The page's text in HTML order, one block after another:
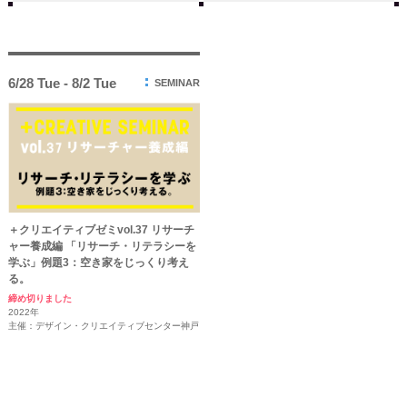
6/28 Tue - 8/2 Tue SEMINAR
＋クリエイティブゼミvol.37 リサーチ
ャー養成編 「リサーチ・リテラシーを
学ぶ」例題3：空き家をじっくり考え
る。
締め切りました
2022年
主催：デザイン・クリエイティブセンター神戸